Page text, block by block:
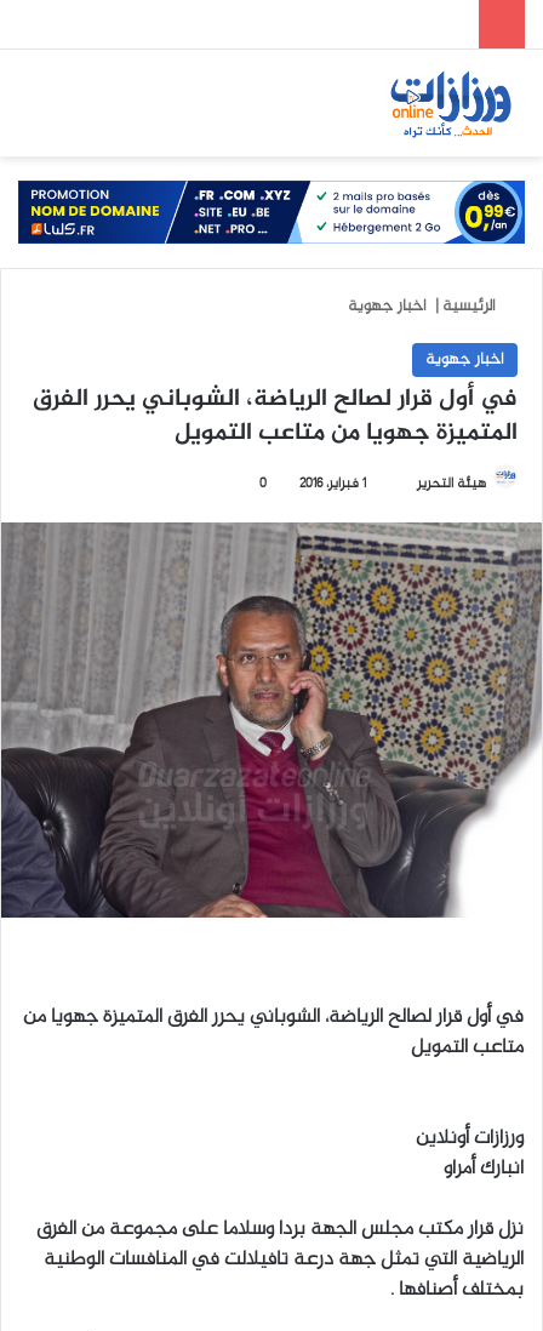
الرئيسية| اخبار جهوية
اخبار جهوية
في أول قرار لصالح الرياضة، الشوباني يحرر الفرق
المتميزة جهويا من متاعب التمويل
هيئة التحرير
س
ل
ب
ر
ي
د
ا
إ
ل
ك
ت
ر
ن
1 فبراير، 2016 0
في أول قرار لصالح الرياضة، الشوباني يحرر الفرق المتميزة جهويا من
متاعب التمويل
ورزازات أونلاين
انبارك أمراو
نزل قرار مكتب مجلس الجهة بردا وسلاما على مجموعة من الفرق
الرياضية التي تمثل جهة درعة تافيلالت في المنافسات الوطنية
بمختلف أصنافها .